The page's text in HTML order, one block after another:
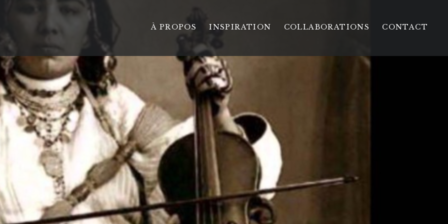
À PROPOS INSPIRATION COLLABORATIONS CONTACT